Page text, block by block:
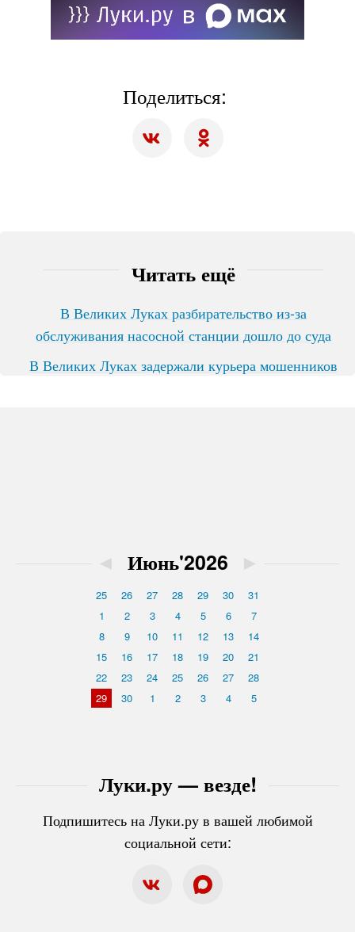
Поделиться:
Читать ещё
В Великих Луках разбирательство из-за
обслуживания насосной станции дошло до суда
В Великих Луках задержали курьера мошенников
Луки.ру — везде!
Подпишитесь на Луки.ру в вашей любимой
социальной сети:
◄ Июнь'2026 ►
25 26 27 28 29 30
31
1
2 3 4 5 6
7
8
9 10 11 12 13
14
15
16 17 18 19 20
21
22
23 24 25 26 27
28
29
30 1 2 3 4 5